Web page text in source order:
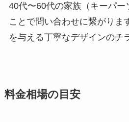
40代〜60代の家族（キーパー
ことで問い合わせに繋がりま
を与える丁寧なデザインのチ
料金相場の目安